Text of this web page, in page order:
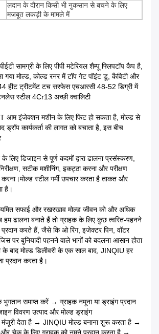
लदान के दौरान किसी भी नुकसान से बचने के लिए
मजबूत लकड़ी के मामले में
सामग्री के लिए पीपी मटेरियल शैम्पू फ्लिपटॉप कैप है,
गया मोल्ड, कोल्ड रनर में टॉप गेट पॉइंट डू, कैविटी और
हीट ट्रीटमेंट टच सरफेस एचआरसी 48-52 डिग्री में
स्टील 4Cr13 अच्छी क्वालिटी
आम इंजेक्शन मशीन के लिए फिट हो सकता है, मोल्ड से
ड्रॉप कार्यकर्ता की लागत को बचाता है, इस बीच
लिए डिजाइन से पूर्ण कदमों द्वारा ढालना प्रसंस्करण,
सटीक मशीनिंग, इकट्ठा करना और परीक्षण
स्टील गर्मी उपचार करता है ताकत और
है।
सफाई और रखरखाव मोल्ड जीवन को और अधिक
ढालना बनाते हैं तो ग्राहक के लिए कुछ त्वरित-पहनने
प्रदान करते हैं, जैसे कि ओ रिंग, इजेक्टर पिन, वॉटर
पर बुनियादी पहनने वाले भागों को बदलना आसान होता
के बाद मोल्ड डिलीवरी के एक साल बाद, JINQIU हर
प्रदान करता है।
समाप्त करें → ग्राहक नमूना या ड्राइंग प्रदान
विवरण उत्पाद और मोल्ड ड्राइंग
मंजूरी देता है → JINQIU मोल्ड बनाना शुरू करता है →